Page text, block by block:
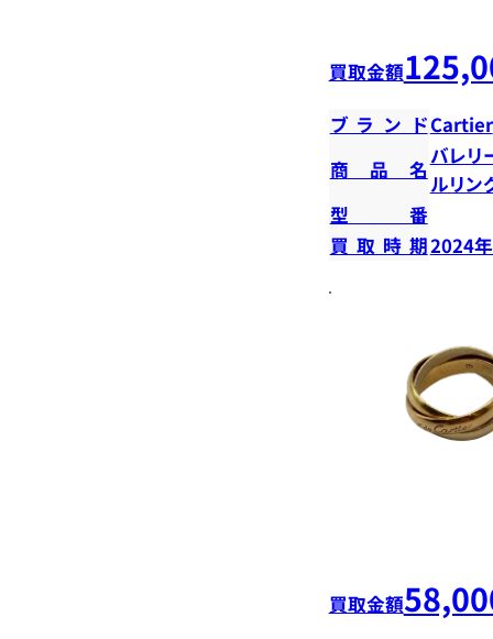
買取金額
ブランドCartier
商品名
バレリ
ルリン
型番
買取時期2024
買取金額